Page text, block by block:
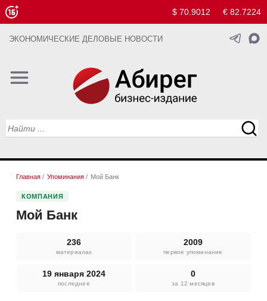
$ 70.9012 € 82.7224
ЭКОНОМИЧЕСКИЕ ДЕЛОВЫЕ НОВОСТИ
Главная / Упоминания / Мой Банк
КОМПАНИЯ
Мой Банк
236
материалах
2009
первое упоминание
19 января 2024
последнее
0
за 12 месяцев